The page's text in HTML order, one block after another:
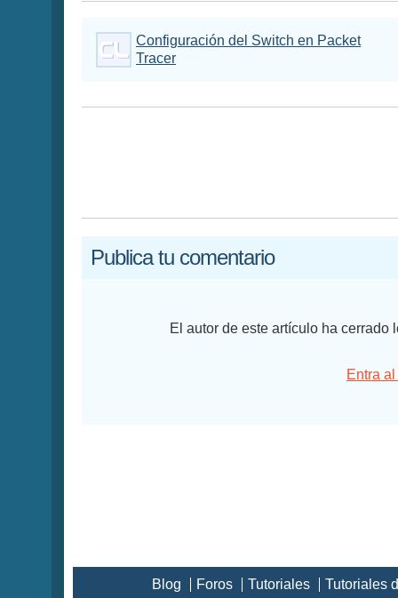
Configuración del Switch en Packet
Tracer
Publica tu comentario
El autor de este artículo ha cerrado
Entra
Blog Foros Tutoriales Tutoriales